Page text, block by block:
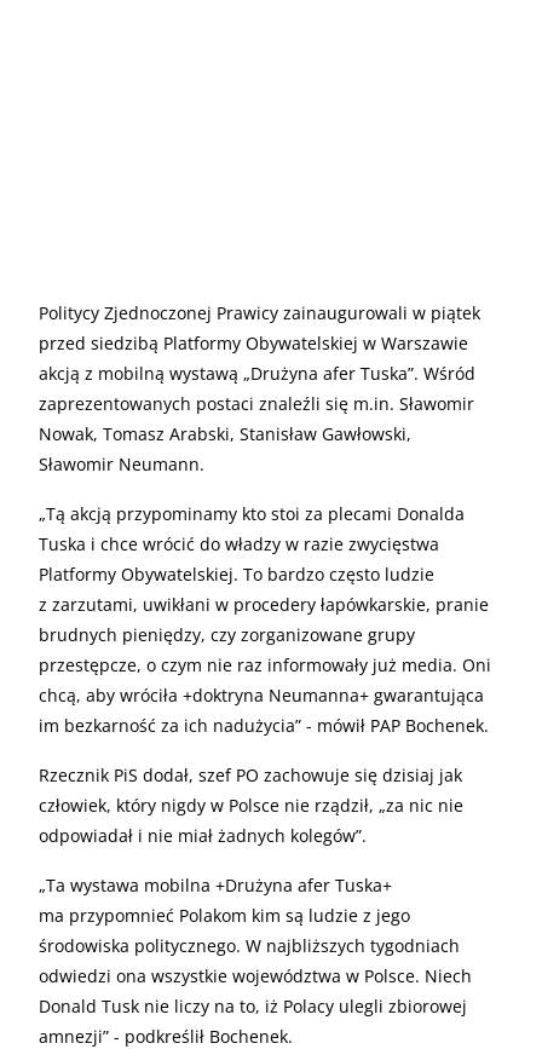
Politycy Zjednoczonej Prawicy zainaugurowali w piątek
przed siedzibą Platformy Obywatelskiej w Warszawie
akcją z mobilną wystawą „Drużyna afer Tuska”. Wśród
zaprezentowanych postaci znaleźli się m.in. Sławomir
Nowak, Tomasz Arabski, Stanisław Gawłowski,
Sławomir Neumann.
„Tą akcją przypominamy kto stoi za plecami Donalda
Tuska i chce wrócić do władzy w razie zwycięstwa
Platformy Obywatelskiej. To bardzo często ludzie
z zarzutami, uwikłani w procedery łapówkarskie, pranie
brudnych pieniędzy, czy zorganizowane grupy
przestępcze, o czym nie raz informowały już media. Oni
chcą, aby wróciła +doktryna Neumanna+ gwarantująca
im bezkarność za ich nadużycia” - mówił PAP Bochenek.
Rzecznik PiS dodał, szef PO zachowuje się dzisiaj jak
człowiek, który nigdy w Polsce nie rządził, „za nic nie
odpowiadał i nie miał żadnych kolegów”.
„Ta wystawa mobilna +Drużyna afer Tuska+
ma przypomnieć Polakom kim są ludzie z jego
środowiska politycznego. W najbliższych tygodniach
odwiedzi ona wszystkie województwa w Polsce. Niech
Donald Tusk nie liczy na to, iż Polacy ulegli zbiorowej
amnezji” - podkreślił Bochenek.